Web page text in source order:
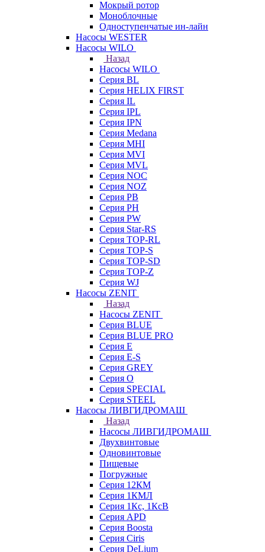
Мокрый ротор
Моноблочные
Одноступенчатые ин-лайн
Насосы WESTER
Насосы WILO
Назад
Насосы WILO
Серия BL
Серия HELIX FIRST
Серия IL
Серия IPL
Серия IPN
Серия Medana
Серия MHI
Серия MVI
Серия MVL
Серия NOC
Серия NOZ
Серия PB
Серия PH
Серия PW
Серия Star-RS
Серия TOP-RL
Серия TOP-S
Серия TOP-SD
Серия TOP-Z
Серия WJ
Насосы ZENIT
Назад
Насосы ZENIT
Серия BLUE
Серия BLUE PRO
Серия E
Серия E-S
Серия GREY
Серия O
Серия SPECIAL
Серия STEEL
Насосы ЛИВГИДРОМАШ
Назад
Насосы ЛИВГИДРОМАШ
Двухвинтовые
Одновинтовые
Пищевые
Погружные
Серия 12КМ
Серия 1КМЛ
Серия 1Кс, 1КсВ
Серия APD
Серия Boosta
Серия Ciris
Серия DeLium